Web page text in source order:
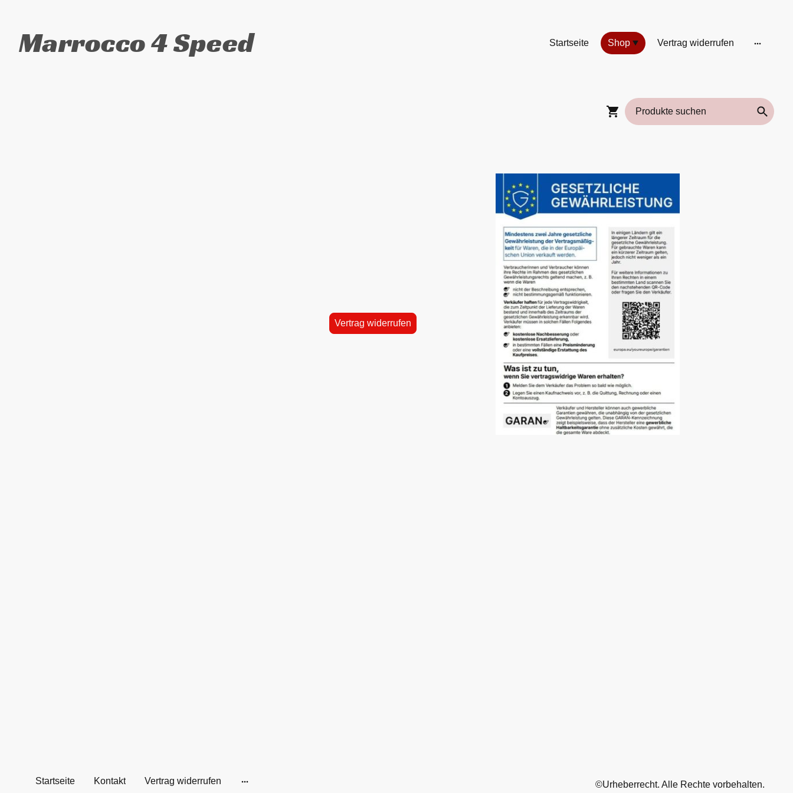
Marrocco 4 Speed Startseite Shop Vertrag widerrufen
Vertrag widerrufen
Startseite Kontakt Vertrag widerrufen ©Urheberrecht. Alle Rechte vorbehalten.